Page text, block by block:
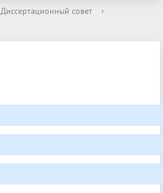
Диссертационный совет
›